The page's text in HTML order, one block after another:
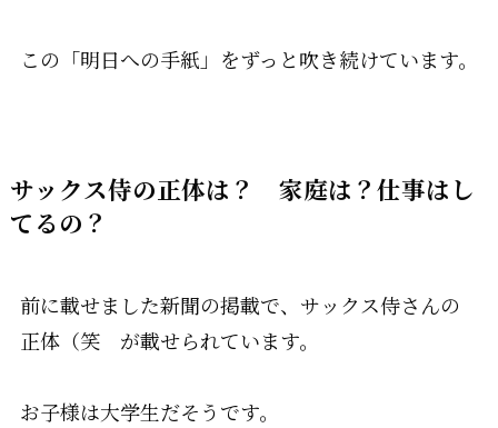
この「明日への手紙」をずっと吹き続けています。
サックス侍の正体は？ 家庭は？仕事はし
てるの？
前に載せました新聞の掲載で、サックス侍さんの
正体（笑 が載せられています。
お子様は大学生だそうです。